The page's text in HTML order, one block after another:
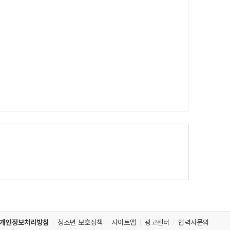
개인정보처리방침 청소년 보호정책 사이트맵 광고센터 협력사문의